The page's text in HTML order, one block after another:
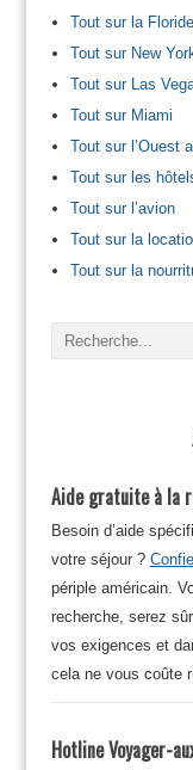
Tout sur la Floride
Tout sur New
Tout sur Las
Tout sur Miami
Tout sur l’Ouest
Tout sur les
Tout sur l’avion
Tout sur la
Tout sur la
Aide gratuite à la
Besoin d’aide
votre séjour ?
périple américain.
recherche, serez
vos exigences et
cela ne vous coûte
Hotline Voyager-